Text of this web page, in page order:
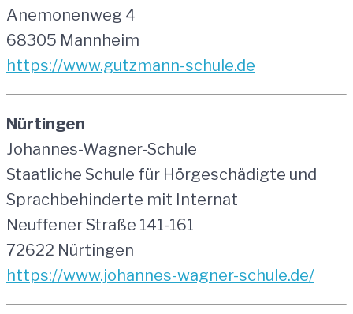
Anemonenweg 4
68305 Mannheim
https://www.gutzmann-schule.de
Nürtingen
Johannes-Wagner-Schule
Staatliche Schule für Hörgeschädigte und
Sprachbehinderte mit Internat
Neuffener Straße 141-161
72622 Nürtingen
https://www.johannes-wagner-schule.de/